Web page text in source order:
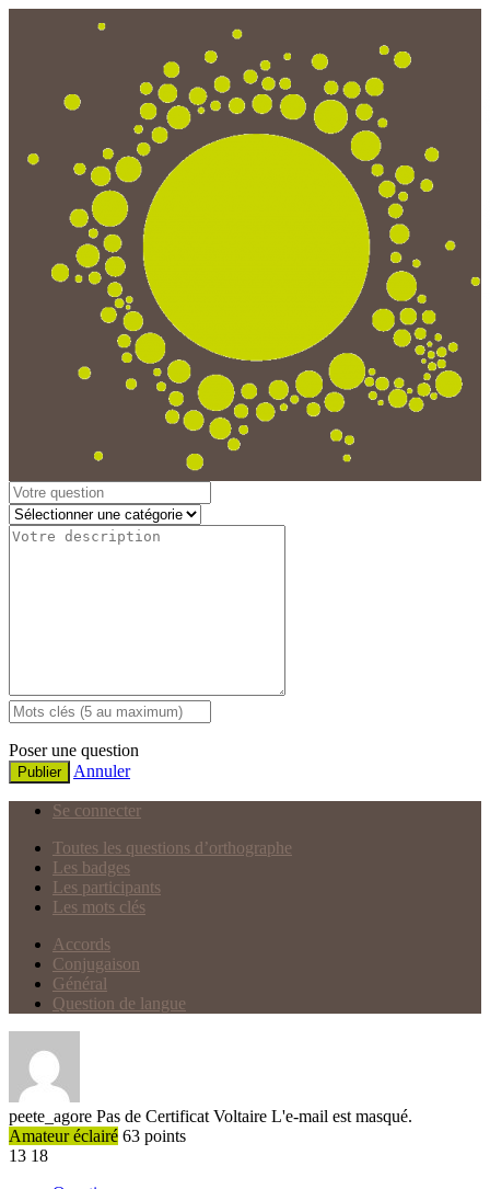
Poser une question
Publier Annuler
Se connecter
Toutes les questions d’orthographe
Les badges
Les participants
Les mots clés
Accords
Conjugaison
Général
Question de langue
peete_agore Pas de Certificat Voltaire L'e-mail est masqué.
Amateur éclairé 63 points
13 18